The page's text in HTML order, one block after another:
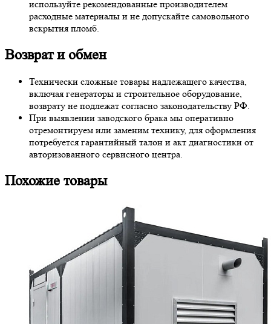
используйте рекомендованные производителем
расходные материалы и не допускайте самовольного
вскрытия пломб.
Возврат и обмен
Технически сложные товары надлежащего качества,
включая генераторы и строительное оборудование,
возврату не подлежат согласно законодательству РФ.
При выявлении заводского брака мы оперативно
отремонтируем или заменим технику, для оформления
потребуется гарантийный талон и акт диагностики от
авторизованного сервисного центра.
Похожие товары